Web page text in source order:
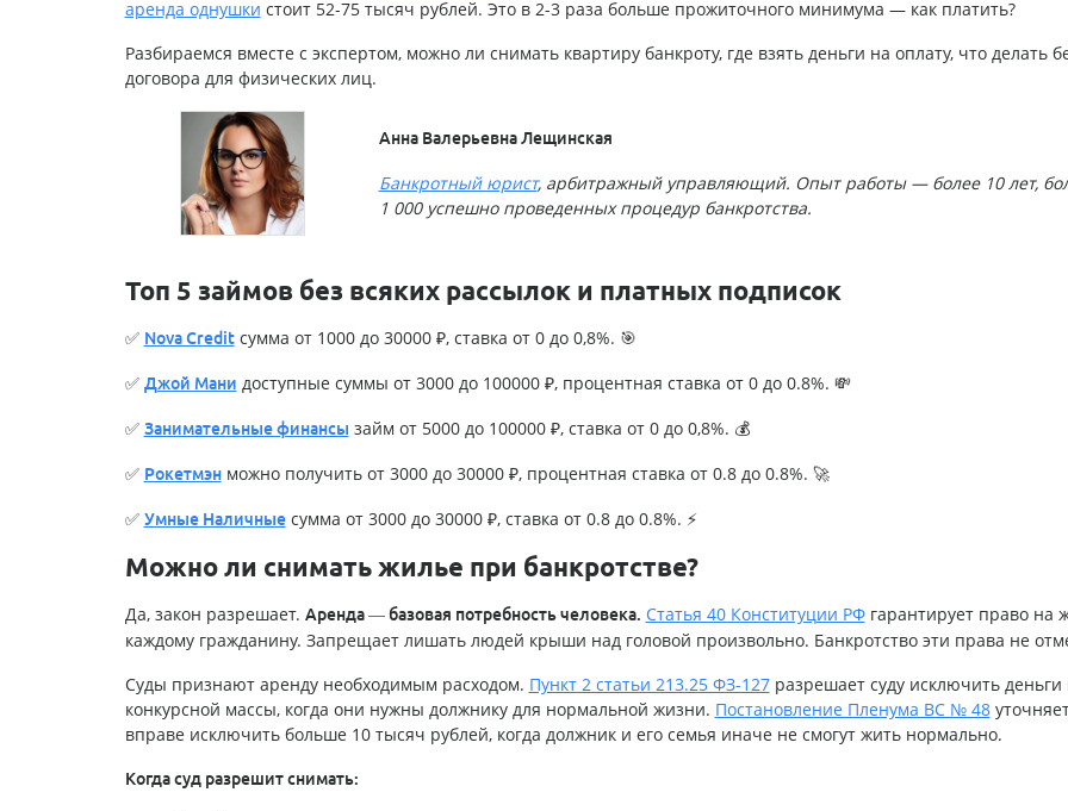
аренда однушки стоит 52-75 тысяч рублей. Это в 2-3 раза больше прожиточного минимума — как платить?
Разбираемся вместе с экспертом, можно ли снимать квартиру банкроту, где взять деньги на оплату, что делать
договора для физических лиц.
Анна Валерьевна Лещинская
Банкротный юрист, арбитражный управляющий. Опыт работы — более 10 лет,
1 000 успешно проведенных процедур банкротства.
Топ 5 займов без всяких рассылок и платных подписок
✅ Nova Creditсумма от 1000 до 30000 ₽, ставка от 0 до 0,8%. 🎯
✅ Джой Мани доступные суммы от 3000 до 100000 ₽, процентная ставка от 0 до 0.8%. 💸
✅ Занимательные финансы займ от 5000 до 100000 ₽, ставка от 0 до 0,8%. 💰
✅ Рокетмэнможно получить от 3000 до 30000 ₽, процентная ставка от 0.8 до 0.8%. 🚀
✅ Умные Наличныесумма от 3000 до 30000 ₽, ставка от 0.8 до 0.8%. ⚡
Можно ли снимать жилье при банкротстве?
Да, закон разрешает. Аренда — базовая потребность человека. Статья 40 Конституции РФгарантирует право на
каждому гражданину. Запрещает лишать людей крыши над головой произвольно. Банкротство эти права не
Суды признают аренду необходимым расходом. Пункт 2 статьи 213.25 ФЗ-127разрешает суду исключить деньги
конкурсной массы, когда они нужны должнику для нормальной жизни. Постановление Пленума ВС № 48
вправе исключить больше 10 тысяч рублей, когда должник и его семья иначе не смогут жить нормально.
Когда суд разрешит снимать: